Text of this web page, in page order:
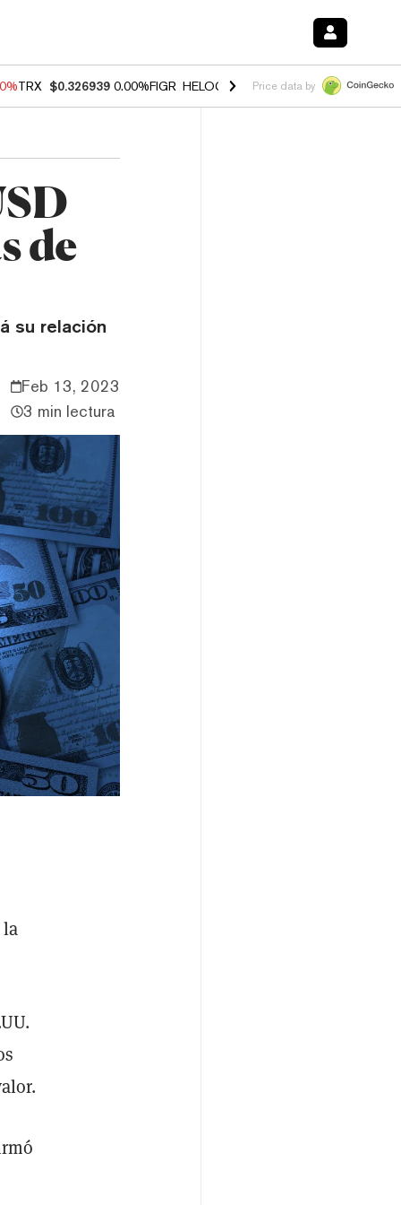
TRX $0.326939 0.00%FIGR_HELOC $1.035 1.50%HYPE $56.23 -
Price data by
de
su relación
Feb 13, 2023
3 min lectura